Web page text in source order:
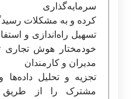
سرمایه‌گذاری
کرده و به مشکلات
تسهیل راه‌اندازی و
خودمختار
هوش تجاری
مدیران و کارمندان
تجزیه‌ و تحلیل داده‌ها
مشترک را از طریق